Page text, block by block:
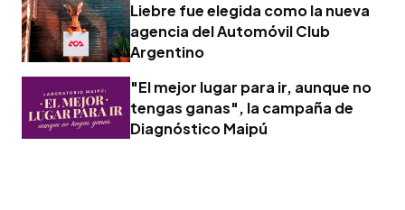
Liebre fue elegida como la nueva
agencia del Automóvil Club
Argentino
"El mejor lugar para ir, aunque no
tengas ganas", la campaña de
Diagnóstico Maipú